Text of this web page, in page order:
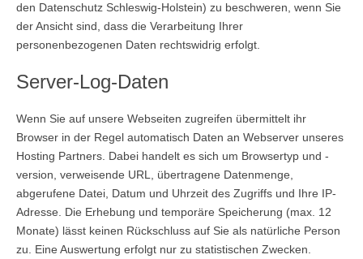
den Datenschutz Schleswig-Holstein) zu beschweren, wenn Sie
der Ansicht sind, dass die Verarbeitung Ihrer
personenbezogenen Daten rechtswidrig erfolgt.
Server-Log-Daten
Wenn Sie auf unsere Webseiten zugreifen übermittelt ihr
Browser in der Regel automatisch Daten an Webserver unseres
Hosting Partners. Dabei handelt es sich um Browsertyp und -
version, verweisende URL, übertragene Datenmenge,
abgerufene Datei, Datum und Uhrzeit des Zugriffs und Ihre IP-
Adresse. Die Erhebung und temporäre Speicherung (max. 12
Monate) lässt keinen Rückschluss auf Sie als natürliche Person
zu. Eine Auswertung erfolgt nur zu statistischen Zwecken.